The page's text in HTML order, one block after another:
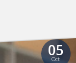
05
Oct